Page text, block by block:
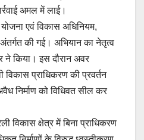
अमल में लाई।
एवं विकास अधिनियम,
की गई। अभियान का नेतृत्व
ने किया। इस दौरान अवर
विकास प्राधिकरण की प्रवर्तन
निर्माण को विधिवत सील कर
विकास क्षेत्र में बिना प्राधिकरण